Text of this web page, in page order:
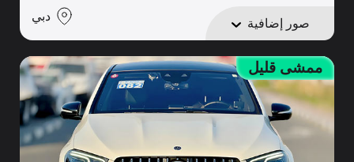
صور إضافية دبي
ممشى قليل